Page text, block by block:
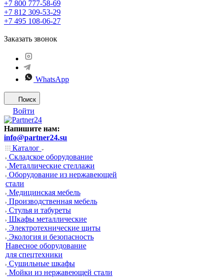
+7 800 777-58-69
+7 812 309-53-29
+7 495 108-06-27
Заказать звонок
WhatsApp
Поиск
Войти
Напишите нам:
info@partner24.su
Каталог
Складское оборудование
Металлические стеллажи
Оборудование из нержавеющей
стали
Медицинская мебель
Производственная мебель
Стулья и табуреты
Шкафы металлические
Электротехнические щиты
Экология и безопасность
Навесное оборудование
для спецтехники
Сушильные шкафы
Мойки из нержавеющей стали